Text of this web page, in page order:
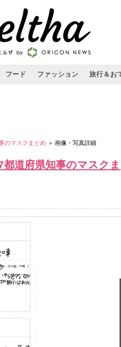
フード ファッション 旅行＆お
のマスクまとめ ＞ 画像・写真詳細
道府県知事のマスクま